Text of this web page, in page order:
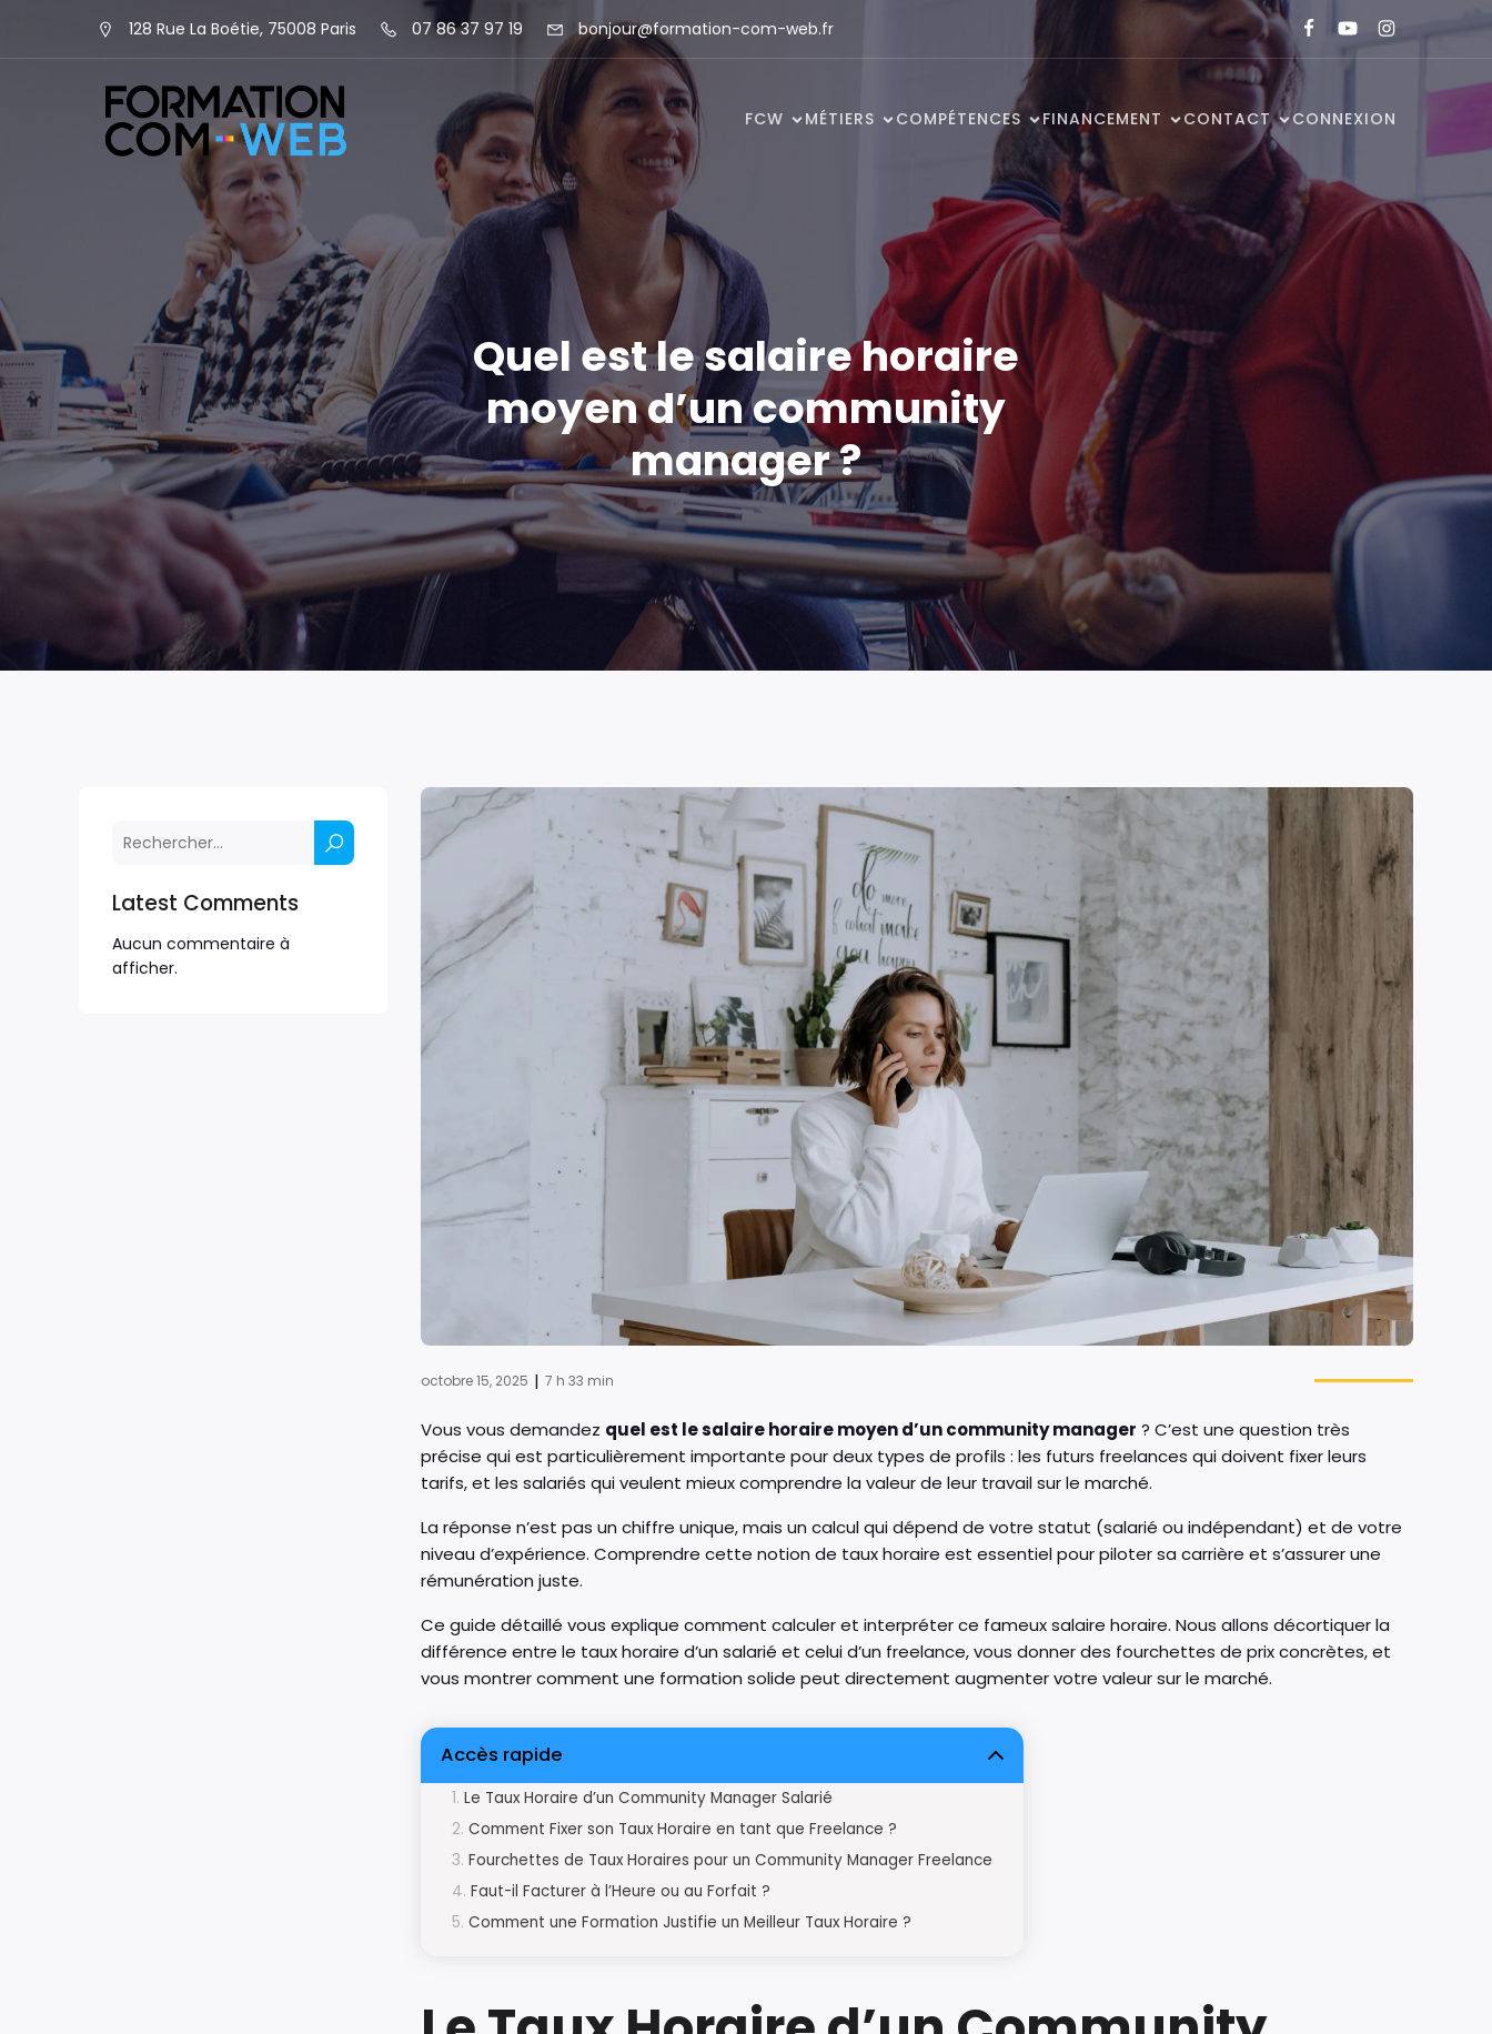
128 Rue La Boétie, 75008 Paris 07 86 37 97 19 bonjour@formation-com-web.fr
FCW MÉTIERS COMPÉTENCES FINANCEMENT CONTACT CONNEXION
Quel est le salaire horaire
moyen d’un community
manager ?
Latest Comments
Aucun commentaire à
afficher.
octobre 15, 2025 | 7 h 33 min
Vous vous demandez quel est le salaire horaire moyen d’un community manager ? C’est une question très
précise qui est particulièrement importante pour deux types de profils : les futurs freelances qui doivent fixer leurs
tarifs, et les salariés qui veulent mieux comprendre la valeur de leur travail sur le marché.
La réponse n’est pas un chiffre unique, mais un calcul qui dépend de votre statut (salarié ou indépendant) et de votre
niveau d’expérience. Comprendre cette notion de taux horaire est essentiel pour piloter sa carrière et s’assurer une
rémunération juste.
Ce guide détaillé vous explique comment calculer et interpréter ce fameux salaire horaire. Nous allons décortiquer la
différence entre le taux horaire d’un salarié et celui d’un freelance, vous donner des fourchettes de prix concrètes, et
vous montrer comment une formation solide peut directement augmenter votre valeur sur le marché.
Accès rapide
Le Taux Horaire d’un Community Manager Salarié
Comment Fixer son Taux Horaire en tant que Freelance ?
Fourchettes de Taux Horaires pour un Community Manager Freelance
Faut-il Facturer à l’Heure ou au Forfait ?
Comment une Formation Justifie un Meilleur Taux Horaire ?